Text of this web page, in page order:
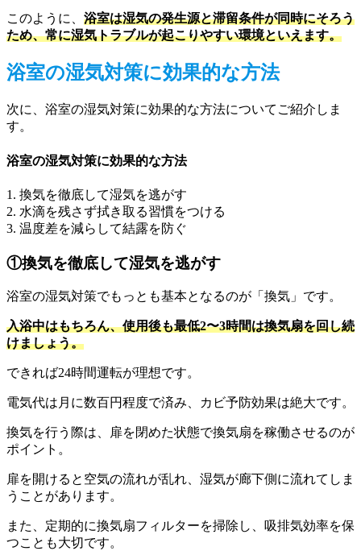
このように、 浴室は湿気の発生源と滞留条件が同時にそろう
ため、常に湿気トラブルが起こりやすい環境といえます。
浴室の湿気対策に効果的な方法
次に、浴室の湿気対策に効果的な方法についてご紹介しま
す。
浴室の湿気対策に効果的な方法
1. 換気を徹底して湿気を逃がす
2. 水滴を残さず拭き取る習慣をつける
3. 温度差を減らして結露を防ぐ
①換気を徹底して湿気を逃がす
浴室の湿気対策でもっとも基本となるのが「換気」です。
入浴中はもちろん、使用後も最低2〜3時間は換気扇を回し続
けましょう。
できれば24時間運転が理想です。
電気代は月に数百円程度で済み、カビ予防効果は絶大です。
換気を行う際は、扉を閉めた状態で換気扇を稼働させるのが
ポイント。
扉を開けると空気の流れが乱れ、湿気が廊下側に流れてしま
うことがあります。
また、定期的に換気扇フィルターを掃除し、吸排気効率を保
つことも大切です。